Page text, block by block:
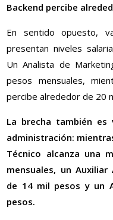
Backend percibe
En sentido opuesto,
presentan niveles
Un Analista de
pesos mensuales,
percibe alrededor de 20
La brecha también
administración:
Técnico alcanza una
mensuales, un
de 14 mil pesos y un
pesos.